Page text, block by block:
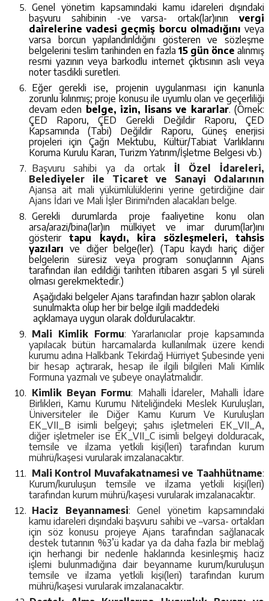
Genel yönetim kapsamındaki kamu idareleri dışındaki
başvuru sahibinin -ve varsa- ortak(lar)ının vergi
dairelerine vadesi geçmiş borcu olmadığını veya
varsa borcun yapılandırıldığını gösteren ve sözleşme
belgelerini teslim tarihinden en fazla 15 gün önce alınmış
resmi yazının veya barkodlu internet çıktısının aslı veya
noter tasdikli suretleri.
Eğer gerekli ise, projenin uygulanması için kanunla
zorunlu kılınmış; proje konusu ile uyumlu olan ve geçerliliği
devam eden belge, izin, lisans ve kararlar. (Örnek:
ÇED Raporu, ÇED Gerekli Değildir Raporu, ÇED
Kapsamında (Tabi) Değildir Raporu, Güneş enerjisi
projeleri için Çağrı Mektubu, Kültür/Tabiat Varlıklarını
Koruma Kurulu Kararı, Turizm Yatırım/İşletme Belgesi vb.)
Başvuru sahibi ya da ortak İl Özel İdareleri,
Belediyeler ile Ticaret ve Sanayi Odalarının
Ajansa ait mali yükümlülüklerini yerine getirdiğine dair
Ajans İdari ve Mali İşler Birimi'nden alacakları belge.
Gerekli durumlarda proje faaliyetine konu olan
arsa/arazi/bina(lar)ın mülkiyet ve imar durum(lar)ını
gösterirtapu kaydı, kira sözleşmeleri, tahsis
yazıları ve diğer belge(ler). (Tapu kaydı hariç diğer
belgelerin süresiz veya program sonuçlarının Ajans
tarafından ilan edildiği tarihten itibaren asgari 5 yıl süreli
olması gerekmektedir.)
Aşağıdaki belgeler Ajans tarafından hazır şablon olarak
sunulmakta olup her bir belge ilgili maddedeki
açıklamaya uygun olarak doldurulacaktır.
Mali Kimlik Formu: Yararlanıcılar proje kapsamında
yapılacak bütün harcamalarda kullanılmak üzere kendi
kurumu adına Halkbank Tekirdağ Hürriyet Şubesinde yeni
bir hesap açtırarak, hesap ile ilgili bilgileri Mali Kimlik
Formuna yazmalı ve şubeye onaylatmalıdır.
Kimlik Beyan Formu: Mahalli İdareler, Mahalli İdare
Birlikleri, Kamu Kurumu Niteliğindeki Meslek Kuruluşları,
Üniversiteler ile Diğer Kamu Kurum Ve Kuruluşları
EK_VII_B isimli belgeyi; şahıs işletmeleri EK_VII_A,
diğer işletmeler ise EK_VII_C isimli belgeyi dolduracak,
temsile ve ilzama yetkili kişi(leri) tarafından kurum
mührü/kaşesi vurularak imzalanacaktır.
Mali Kontrol Muvafakatnamesi ve Taahhütname:
Kurum/kuruluşun temsile ve ilzama yetkili kişi(leri)
tarafından kurum mührü/kaşesi vurularak imzalanacaktır.
Haciz Beyannamesi: Genel yönetim kapsamındaki
kamu idareleri dışındaki başvuru sahibi ve –varsa- ortakları
için söz konusu projeye Ajans tarafından sağlanacak
destek tutarının %3’ü kadar ya da daha fazla bir meblağ
için herhangi bir nedenle haklarında kesinleşmiş haciz
işlemi bulunmadığına dair beyanname kurum/kuruluşun
temsile ve ilzama yetkili kişi(leri) tarafından kurum
mührü/kaşesi vurularak imzalanacaktır.